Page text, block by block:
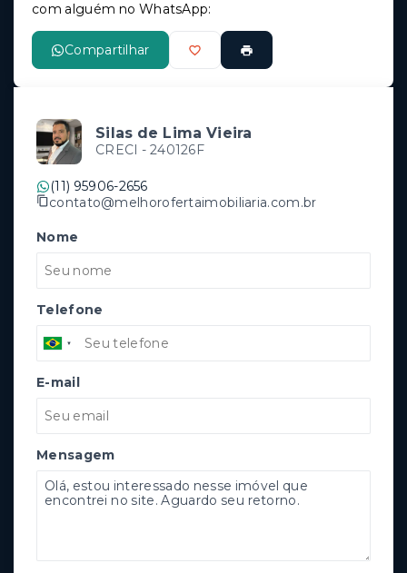
com alguém no WhatsApp:
Compartilhar
Silas de Lima Vieira
CRECI - 240126F
(11) 95906-2656
contato@melhorofertaimobiliaria.com.br
Nome
Telefone
E-mail
Mensagem